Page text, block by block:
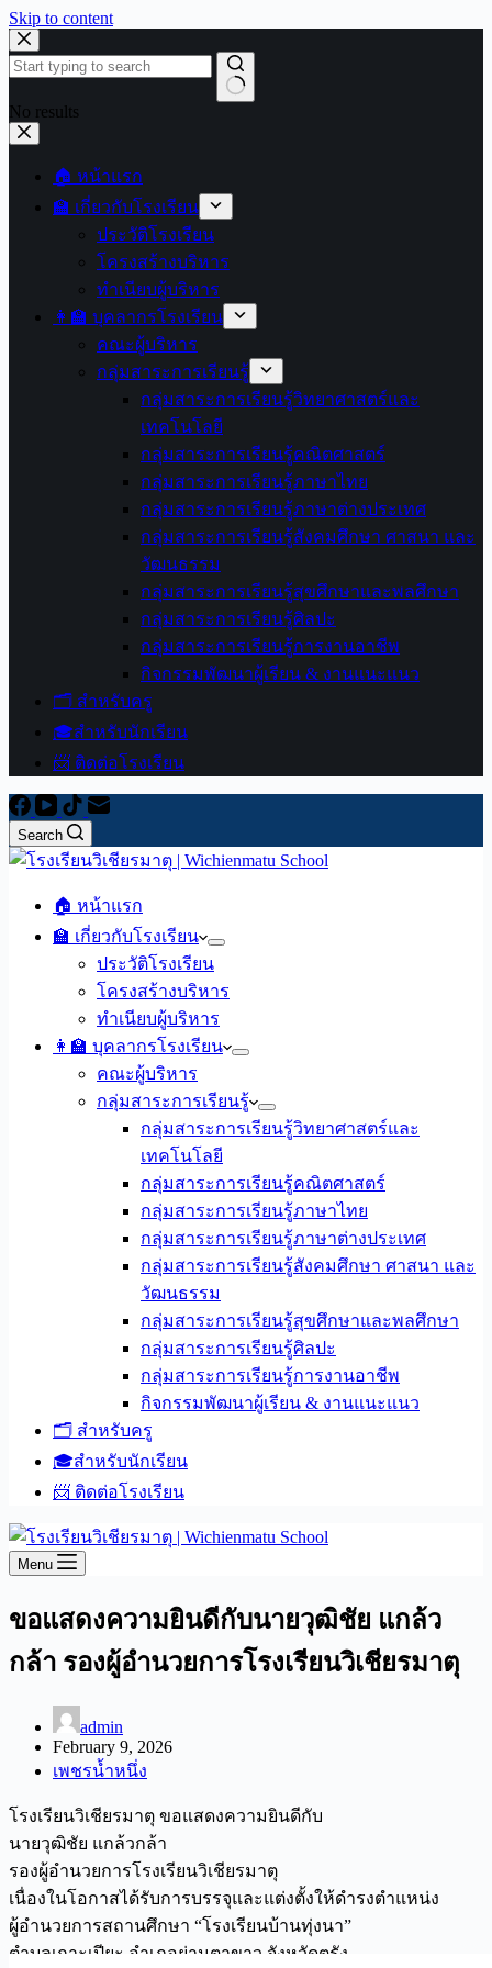
Skip to content
No results
🏠 หน้าแรก
🏫 เกี่ยวกับโรงเรียน
ประวัติโรงเรียน
โครงสร้างบริหาร
ทำเนียบผู้บริหาร
👩‍🏫 บุคลากรโรงเรียน
คณะผู้บริหาร
กลุ่มสาระการเรียนรู้
กลุ่มสาระการเรียนรู้วิทยาศาสตร์และ
เทคโนโลยี
กลุ่มสาระการเรียนรู้คณิตศาสตร์
กลุ่มสาระการเรียนรู้ภาษาไทย
กลุ่มสาระการเรียนรู้ภาษาต่างประเทศ
กลุ่มสาระการเรียนรู้สังคมศึกษา ศาสนา และ
วัฒนธรรม
กลุ่มสาระการเรียนรู้สุขศึกษาและพลศึกษา
กลุ่มสาระการเรียนรู้ศิลปะ
กลุ่มสาระการเรียนรู้การงานอาชีพ
กิจกรรมพัฒนาผู้เรียน & งานแนะแนว
🗂️ สำหรับครู
🎓สำหรับนักเรียน
📨 ติดต่อโรงเรียน
Search
🏠 หน้าแรก
🏫 เกี่ยวกับโรงเรียน
ประวัติโรงเรียน
โครงสร้างบริหาร
ทำเนียบผู้บริหาร
👩‍🏫 บุคลากรโรงเรียน
คณะผู้บริหาร
กลุ่มสาระการเรียนรู้
กลุ่มสาระการเรียนรู้วิทยาศาสตร์และ
เทคโนโลยี
กลุ่มสาระการเรียนรู้คณิตศาสตร์
กลุ่มสาระการเรียนรู้ภาษาไทย
กลุ่มสาระการเรียนรู้ภาษาต่างประเทศ
กลุ่มสาระการเรียนรู้สังคมศึกษา ศาสนา และ
วัฒนธรรม
กลุ่มสาระการเรียนรู้สุขศึกษาและพลศึกษา
กลุ่มสาระการเรียนรู้ศิลปะ
กลุ่มสาระการเรียนรู้การงานอาชีพ
กิจกรรมพัฒนาผู้เรียน & งานแนะแนว
🗂️ สำหรับครู
🎓สำหรับนักเรียน
📨 ติดต่อโรงเรียน
Menu
ขอแสดงความยินดีกับนายวุฒิชัย แกล้ว
กล้า รองผู้อำนวยการโรงเรียนวิเชียรมาตุ
admin
February 9, 2026
เพชรน้ำหนึ่ง
โรงเรียนวิเชียรมาตุ ขอแสดงความยินดีกับ
นายวุฒิชัย แกล้วกล้า
รองผู้อำนวยการโรงเรียนวิเชียรมาตุ
เนื่องในโอกาสได้รับการบรรจุและแต่งตั้งให้ดำรงตำแหน่ง
ผู้อำนวยการสถานศึกษา “โรงเรียนบ้านทุ่งนา”
ตำบลเกาะเปียะ อำเภอย่านตาขาว จังหวัดตรัง